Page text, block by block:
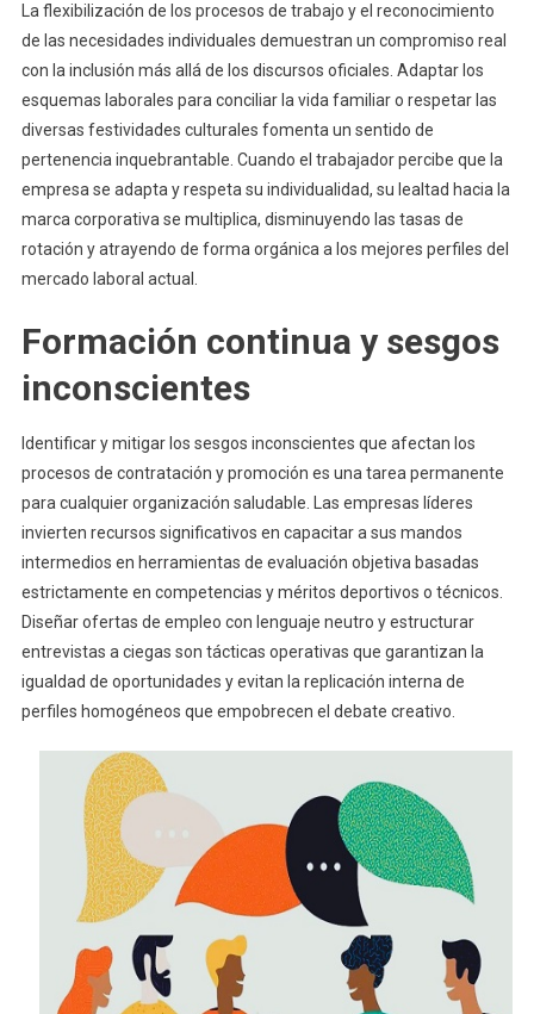
La flexibilización de los procesos de trabajo y el reconocimiento
de las necesidades individuales demuestran un compromiso real
con la inclusión más allá de los discursos oficiales. Adaptar los
esquemas laborales para conciliar la vida familiar o respetar las
diversas festividades culturales fomenta un sentido de
pertenencia inquebrantable. Cuando el trabajador percibe que la
empresa se adapta y respeta su individualidad, su lealtad hacia la
marca corporativa se multiplica, disminuyendo las tasas de
rotación y atrayendo de forma orgánica a los mejores perfiles del
mercado laboral actual.
Formación continua y sesgos
inconscientes
Identificar y mitigar los sesgos inconscientes que afectan los
procesos de contratación y promoción es una tarea permanente
para cualquier organización saludable. Las empresas líderes
invierten recursos significativos en capacitar a sus mandos
intermedios en herramientas de evaluación objetiva basadas
estrictamente en competencias y méritos deportivos o técnicos.
Diseñar ofertas de empleo con lenguaje neutro y estructurar
entrevistas a ciegas son tácticas operativas que garantizan la
igualdad de oportunidades y evitan la replicación interna de
perfiles homogéneos que empobrecen el debate creativo.